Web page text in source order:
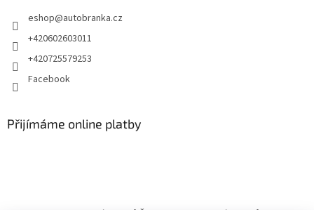
eshop@autobranka.cz
+420602603011
+420725579253
Facebook
Přijímáme online platby